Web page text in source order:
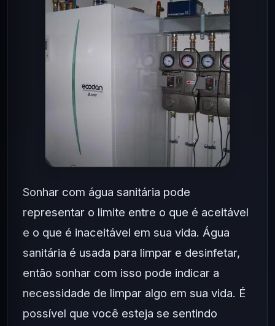
Sonhar com água sanitária pode
representar o limite entre o que é aceitável
e o que é inaceitável em sua vida. Água
sanitária é usada para limpar e desinfetar,
então sonhar com isso pode indicar a
necessidade de limpar algo em sua vida. É
possível que você esteja se sentindo